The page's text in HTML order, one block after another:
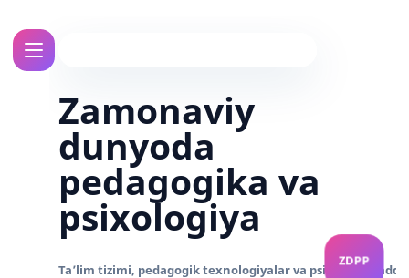
Zamonaviy
dunyoda
pedagogika va
psixologiya